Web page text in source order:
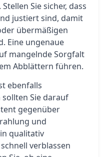
Sie sicher, dass
justiert sind, damit
übermäßigen
Eine ungenaue
mangelnde Sorgfalt
Abblättern führen.
ebenfalls
Sie darauf
gegenüber
und
qualitativ
verblassen